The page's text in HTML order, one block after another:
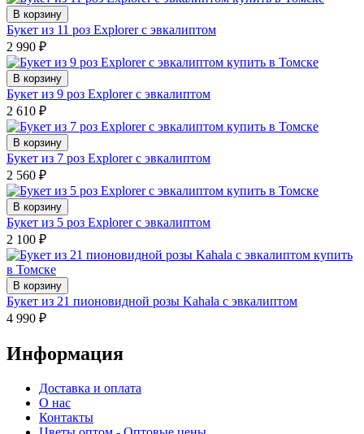
В корзину
Букет из 11 роз Explorer с эвкалиптом
2 990 ₽
В корзину
Букет из 9 роз Explorer с эвкалиптом
2 610 ₽
В корзину
Букет из 7 роз Explorer с эвкалиптом
2 560 ₽
В корзину
Букет из 5 роз Explorer с эвкалиптом
2 100 ₽
В корзину
Букет из 21 пионовидной розы Kahala с эвкалиптом
4 990 ₽
Информация
Доставка и оплата
О нас
Контакты